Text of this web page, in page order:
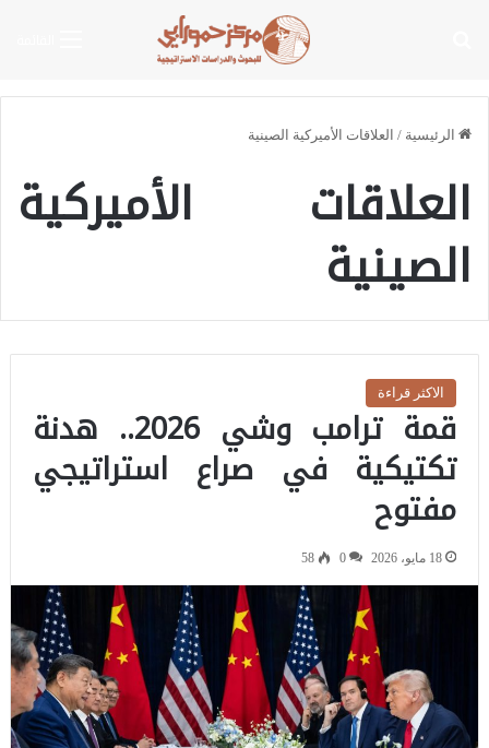
الرئيسية / العلاقات الأميركية الصينية
العلاقات الأميركية
الصينية
الاكثر قراءة
قمة ترامب وشي 2026.. هدنة
تكتيكية في صراع استراتيجي
مفتوح
18 مايو، 2026 0
58